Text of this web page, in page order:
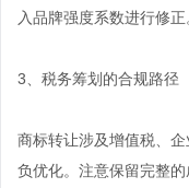
入品牌强度系数进行修正
3、税务筹划的合规路径
商标转让涉及增值税、
负优化。注意保留完整的